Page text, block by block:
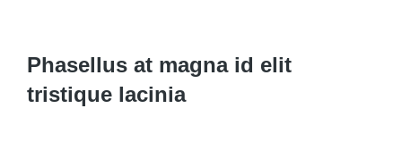
Phasellus at magna id elit
tristique lacinia